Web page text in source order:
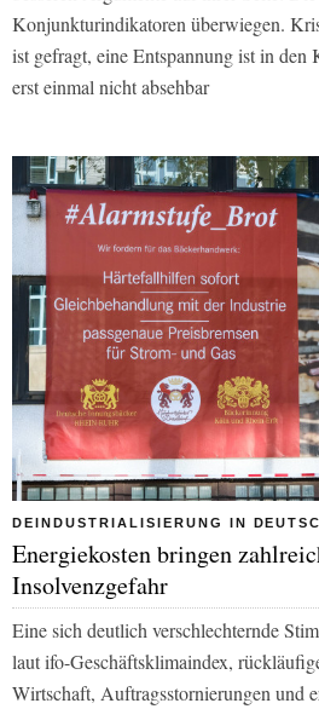
Konjunkturindikatoren überwiegen.
ist gefragt, eine Entspannung ist in den
erst einmal nicht absehbar
DEINDUSTRIALISIERUNG IN
Energiekosten bringen
Insolvenzgefahr
Eine sich deutlich verschlechternde
laut ifo-Geschäftsklimaindex,
Wirtschaft, Auftragsstornierungen und